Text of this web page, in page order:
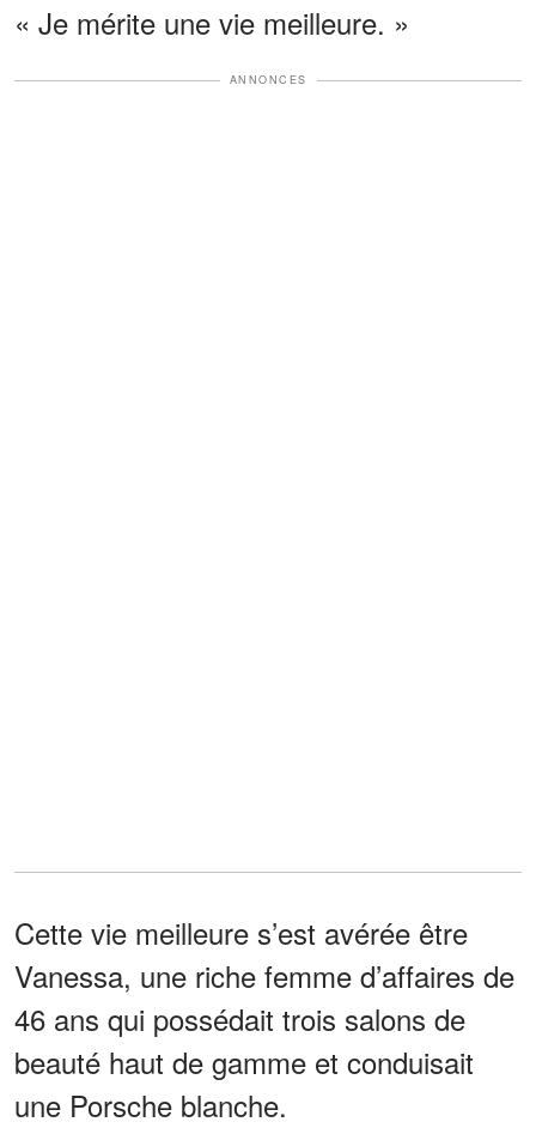
« Je mérite une vie meilleure. »
ANNONCES
Cette vie meilleure s’est avérée être
Vanessa, une riche femme d’affaires de
46 ans qui possédait trois salons de
beauté haut de gamme et conduisait
une Porsche blanche.